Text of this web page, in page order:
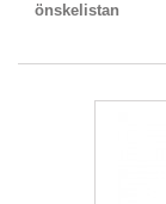
önskelistan